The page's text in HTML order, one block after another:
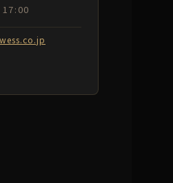
17:00